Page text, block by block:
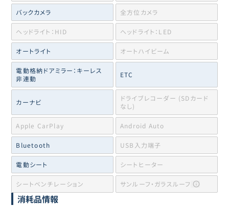
バックカメラ 全方位カメラ
ヘッドライト：HID ヘッドライト：LED
オートライト オートハイビーム
電動格納ドアミラー：キーレス
非連動
ETC
カーナビ
ドライブレコーダー (SDカード
なし)
Apple CarPlay Android Auto
Bluetooth USB入力端子
電動シート シートヒーター
シートベンチレーション サンルーフ・ガラスルーフ
消耗品情報